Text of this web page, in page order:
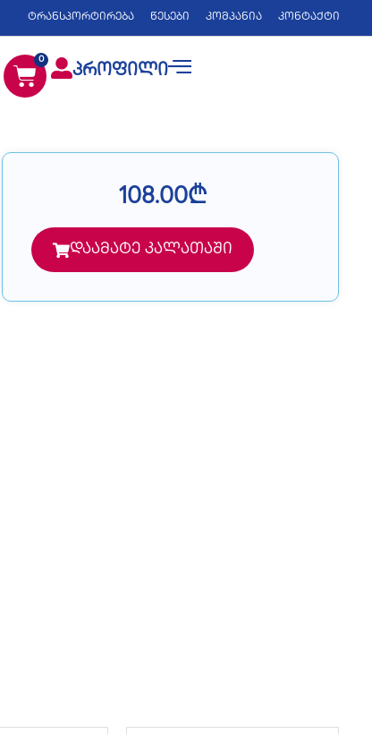
ტრანსპორტირება წესები კომპანია კონტაქტი
0
პროფილი
108.00₾
დაამატე კალათაში